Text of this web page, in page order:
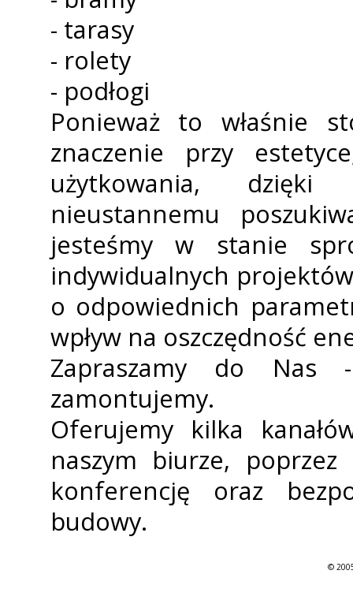
- tarasy
- rolety
- podłogi
Ponieważ to właśnie
znaczenie przy
użytkowania,
nieustannemu
jesteśmy w stanie
indywidualnych
o odpowiednich
wpływ na oszczędność
Zapraszamy do Nas
zamontujemy.
Oferujemy kilka
naszym biurze,
konferencję oraz
budowy.
©